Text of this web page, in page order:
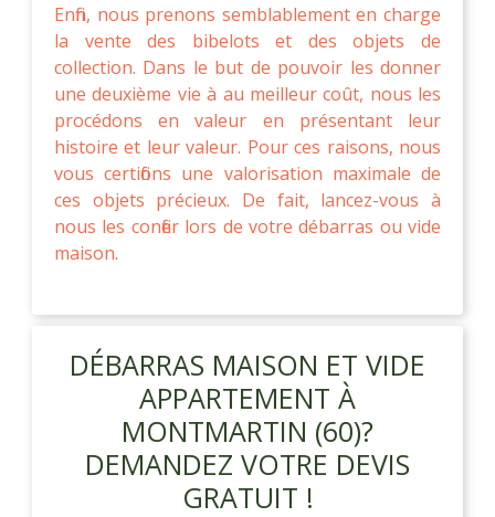
Enfin, nous prenons semblablement en charge
la vente des bibelots et des objets de
collection. Dans le but de pouvoir les donner
une deuxième vie à au meilleur coût, nous les
procédons en valeur en présentant leur
histoire et leur valeur. Pour ces raisons, nous
vous certifions une valorisation maximale de
ces objets précieux. De fait, lancez-vous à
nous les confier lors de votre débarras ou vide
maison.
DÉBARRAS MAISON ET VIDE
APPARTEMENT À
MONTMARTIN (60)?
DEMANDEZ VOTRE DEVIS
GRATUIT !